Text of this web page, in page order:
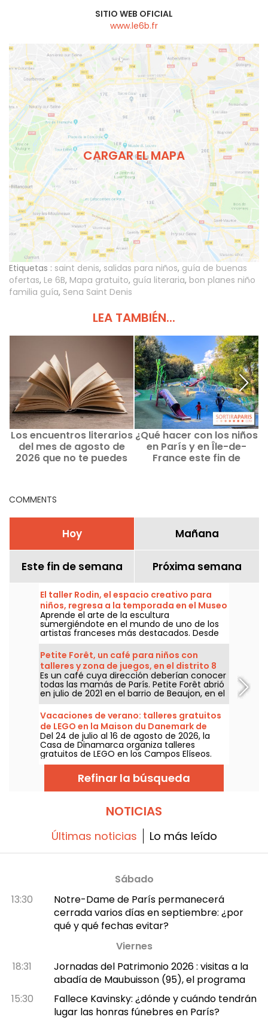
SITIO WEB OFICIAL
www.le6b.fr
CARGAR EL MAPA
Etiquetas : saint denis, salidas para niños, guía de buenas
ofertas, Le 6B, Mapa gratuito, guía literaria, bon planes niño
familia guía, Sena Saint Denis
LEA TAMBIÉN...
Los encuentros literarios
del mes de agosto de
2026 que no te puedes
¿Qué hacer con los niños
en París y en Île-de-
France este fin de
COMMENTS
Hoy Mañana
Este fin de semana Próxima semana
El taller Rodin, el espacio creativo para
niños, regresa a la temporada en el Museo
Rodin
Aprende el arte de la escultura
sumergiéndote en el mundo de uno de los
artistas franceses más destacados. Desde
el 11 de abril hasta el 6 de septiembre de
2026, el Museo Rodin abre las puertas de su
Ateliér Rodin para que los pequeños
exploradores descubran el fascinante
mundo de la escultura. No te pierdas las
novedades que trae esta temporada 2026.
Petite Forêt, un café para niños con
talleres y zona de juegos, en el distrito 8
Es un café cuya dirección deberían conocer
todas las mamás de París. Petite Forêt abrió
en julio de 2021 en el barrio de Beaujon, en el
distrito 8, y ofrece un espacio familiar con
cafetería, talleres y una pequeña zona de
juegos.
Vacaciones de verano: talleres gratuitos
de LEGO en la Maison du Danemark de
París
Del 24 de julio al 16 de agosto de 2026, la
Casa de Dinamarca organiza talleres
gratuitos de LEGO en los Campos Elíseos.
Abiertos a niños, a familias y a los
aficionados a la construcción, estos
encuentros permiten descubrir el universo
de la famosa marca danesa a través de
Refinar la búsqueda
NOTICIAS
Últimas noticias Lo más leído
Sábado
13:30
Notre-Dame de París permanecerá
cerrada varios días en septiembre: ¿por
qué y qué fechas evitar?
Viernes
18:31
Jornadas del Patrimonio 2026 : visitas a la
abadía de Maubuisson (95), el programa
15:30
Fallece Kavinsky: ¿dónde y cuándo tendrán
lugar las honras fúnebres en París?